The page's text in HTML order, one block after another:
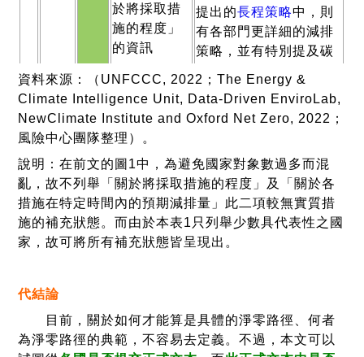
於將採取措
施的程度」
的資訊
5. 具有「關
於各措施在
特定時間內
的預期減排
提出的長程策略中，則
有各部門更詳細的減排
策略，並有特別提及碳
政策工具（Cross-
policy instruments）。
2. 淨零目標
中涵蓋所有
淨零策略（Net Zero
Strategy: Build Back
資料來源：（UNFCCC, 2022；The Energy &
Climate Intelligence Unit, Data-Driven EnviroLab,
NewClimate Institute and Oxford Net Zero, 2022；
風險中心團隊整理）。
說明：在前文的圖1中，為避免國家對象數過多而混
亂，故不列舉「關於將採取措施的程度」及「關於各
措施在特定時間內的預期減排量」此二項較無實質措
施的補充狀態。而由於本表1只列舉少數具代表性之國
家，故可將所有補充狀態皆呈現出。
代結論
目前，關於如何才能算是具體的淨零路徑、何者
為淨零路徑的典範，不容易去定義。不過，本文可以